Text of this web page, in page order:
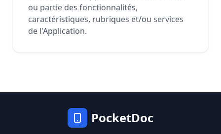
ou partie des fonctionnalités,
caractéristiques, rubriques et/ou services
de l'Application.
PocketDoc